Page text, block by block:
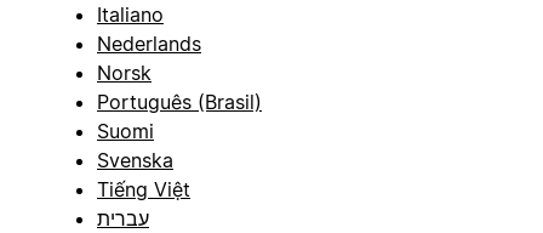
Italiano
Nederlands
Norsk
Português (Brasil)
Suomi
Svenska
Tiếng Việt
עברית